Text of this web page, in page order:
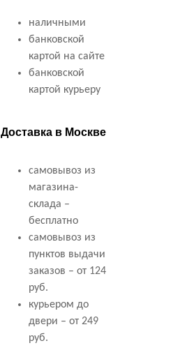
наличными
банковской
картой на сайте
банковской
картой курьеру
Доставка в Москве
самовывоз из
магазина-
склада –
бесплатно
самовывоз из
пунктов выдачи
заказов – от 124
руб.
курьером до
двери – от 249
руб.